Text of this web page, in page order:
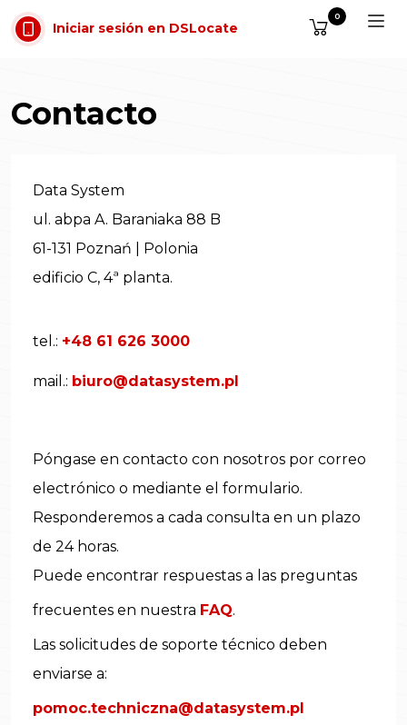
Saltar al contenido
Iniciar sesión en DSLocate
0
Contacto
Data System
ul. abpa A. Baraniaka 88 B
61-131 Poznań | Polonia
edificio C, 4ª planta.
tel.: +48 61 626 3000
mail.: biuro@datasystem.pl
Póngase en contacto con nosotros por correo
electrónico o mediante el formulario.
Responderemos a cada consulta en un plazo
de 24 horas.
Puede encontrar respuestas a las preguntas
frecuentes en nuestra FAQ.
Las solicitudes de soporte técnico deben
enviarse a:
pomoc.techniczna@datasystem.pl